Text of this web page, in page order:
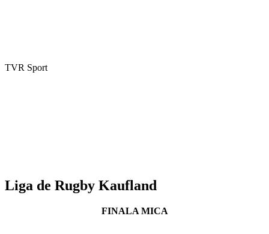
TVR Sport
Liga de Rugby Kaufland
FINALA MICA